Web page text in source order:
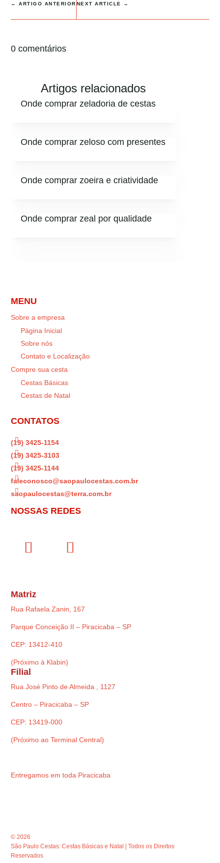
←ARTIGO ANTERIOR NEXT ARTICLE →
0 comentários
Artigos relacionados
Onde comprar zeladoria de cestas
Onde comprar zeloso com presentes
Onde comprar zoeira e criatividade
Onde comprar zeal por qualidade
MENU
Sobre a empresa
Página Inicial
Sobre nós
Contato e Localização
Compre sua cesta
Cestas Básicas
Cestas de Natal
CONTATOS

(19) 3425-1154

(19) 3425-3103

(19) 3425-1144

faleconosco@saopaulocestas.com.br

saopaulocestas@terra.com.br
NOSSAS REDES
Matriz
Rua Rafaela Zanin, 167
Parque Conceição II – Piracicaba – SP
CEP: 13412-410
(Próximo à Klabin)
Filial
Rua José Pinto de Almeida , 1127
Centro – Piracicaba – SP
CEP: 13419-000
(Próximo ao Terminal Central)
Entregamos em toda Piracicaba
© 2026
São Paulo Cestas: Cestas Básicas e Natal | Todos os Direitos
Reservados